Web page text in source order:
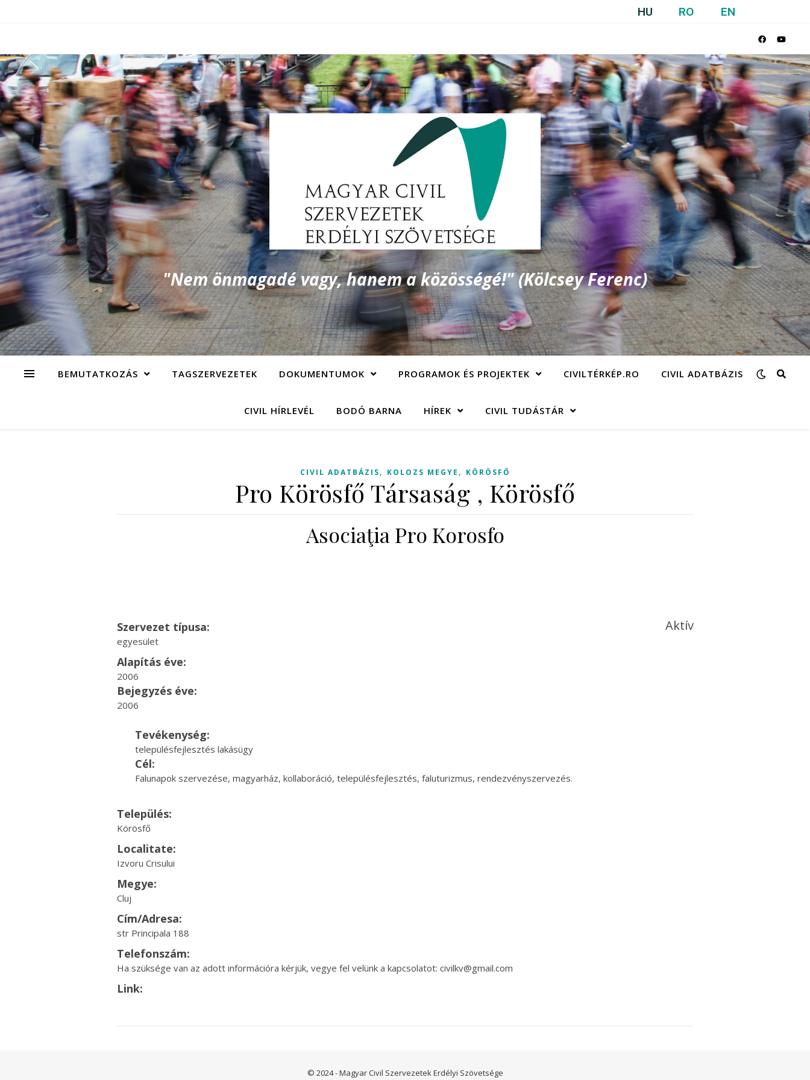
HU RO EN
"Nem önmagadé vagy, hanem a közösségé!" (Kölcsey Ferenc)
BEMUTATKOZÁS TAGSZERVEZETEK DOKUMENTUMOK PROGRAMOK ÉS PROJEKTEK CIVILTÉRKÉP.RO CIVIL ADATBÁZIS
CIVIL HÍRLEVÉL BODÓ BARNA HÍREK CIVIL TUDÁSTÁR
CIVIL ADATBÁZIS, KOLOZS MEGYE , KÖRÖSFŐ
Pro Körösfő Társaság , Körösfő
Asociaţia Pro Korosfo
Szervezet típusa:
egyesület
Aktív
Alapítás éve:
2006
Bejegyzés éve:
2006
Tevékenység:
településfejlesztés lakásügy
Cél:
Falunapok szervezése, magyarház, kollaboráció, településfejlesztés, faluturizmus, rendezvényszervezés.
Település:
Körösfő
Localitate:
Izvoru Crisului
Megye:
Cluj
Cím/Adresa:
str Principala 188
Telefonszám:
Ha szüksége van az adott információra kérjük, vegye fel velünk a kapcsolatot: civilkv@gmail.com
Link:
© 2024 - Magyar Civil Szervezetek Erdélyi Szövetsége